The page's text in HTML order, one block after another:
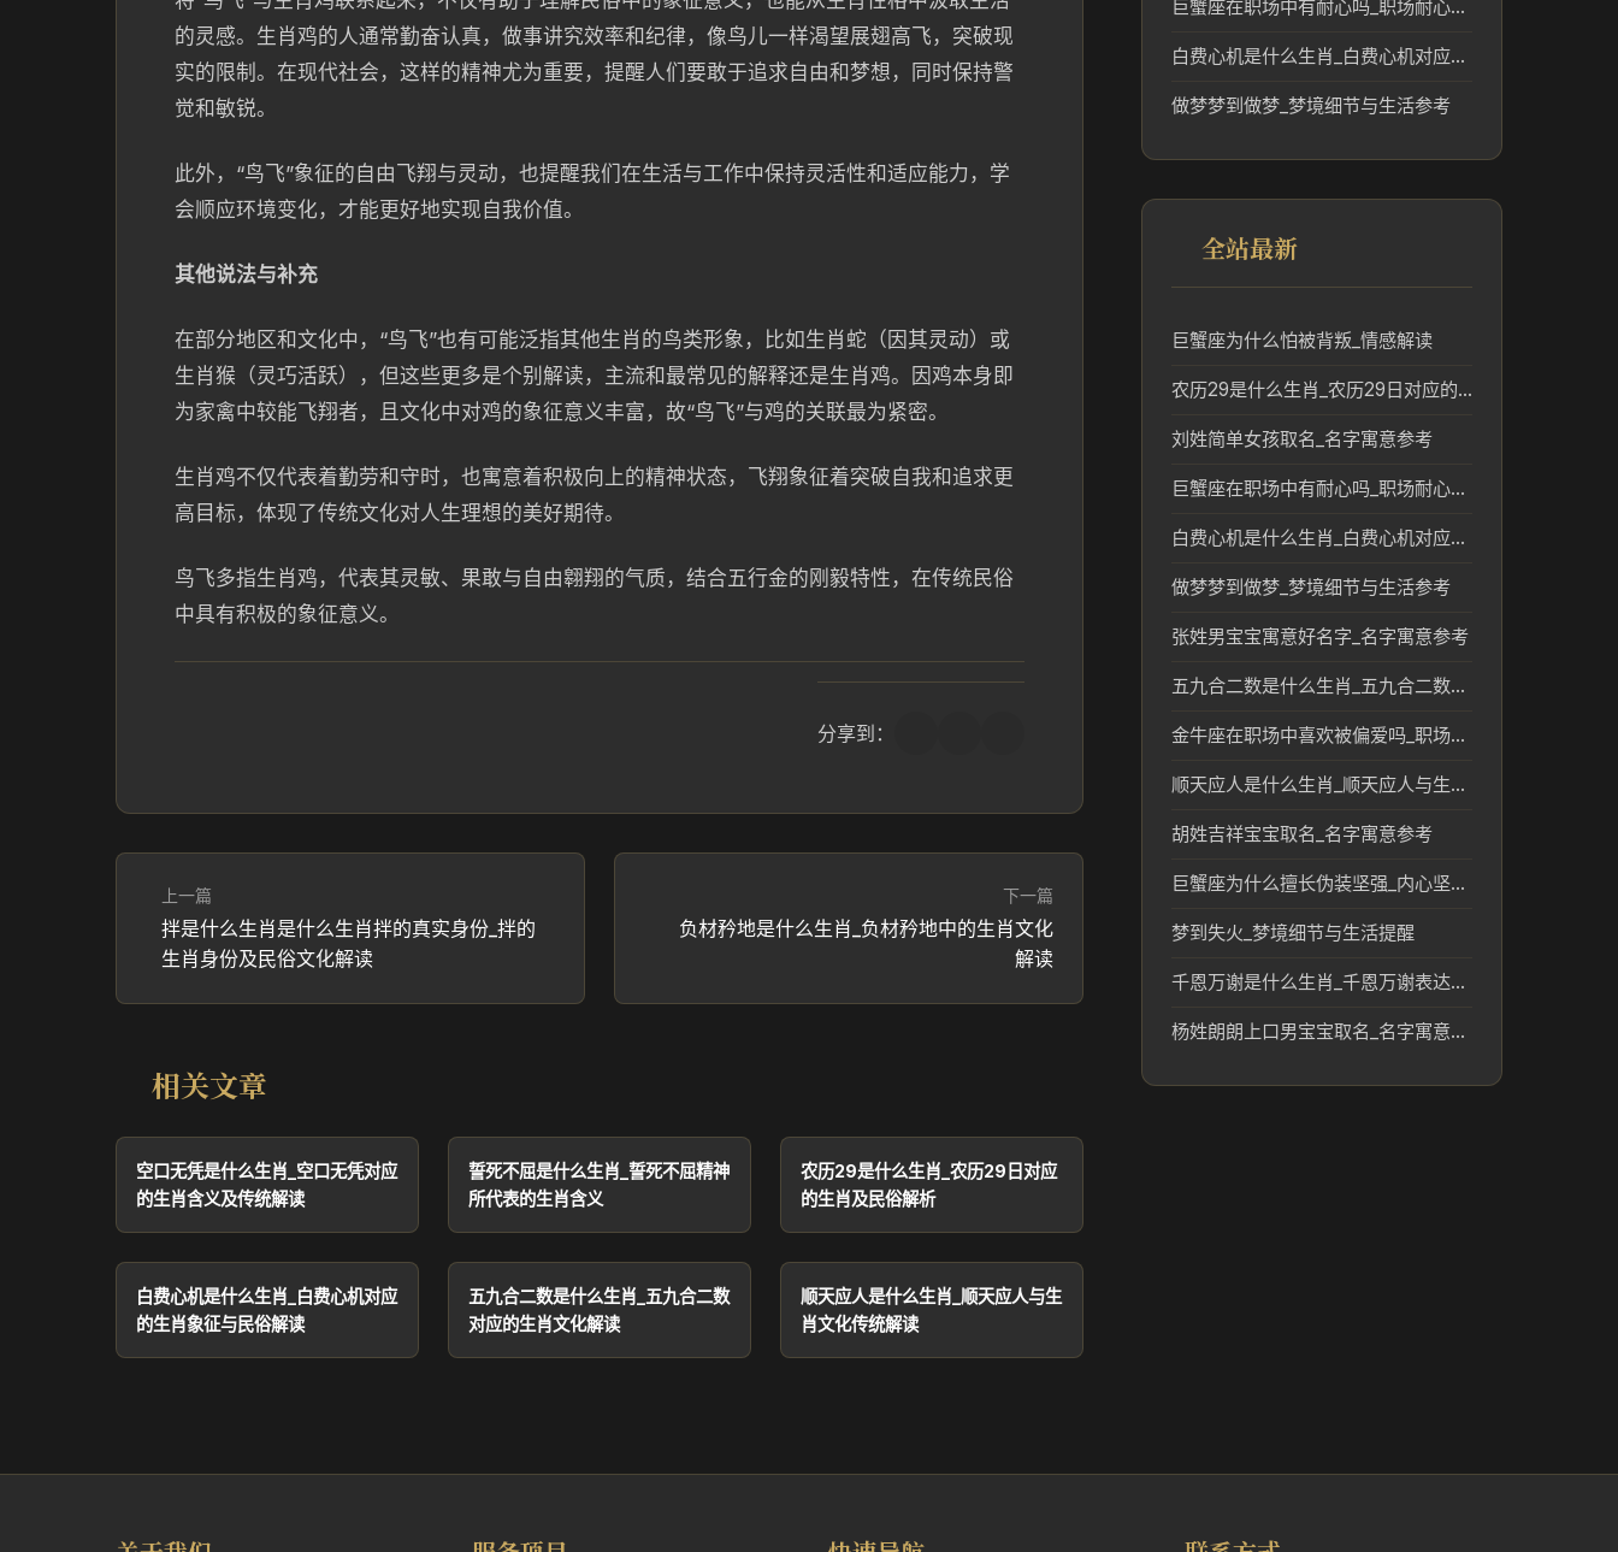
的灵感。生肖鸡的人通常勤奋认真，做事讲究效率和纪律，像鸟儿一样渴望展翅高飞，突破现
实的限制。在现代社会，这样的精神尤为重要，提醒人们要敢于追求自由和梦想，同时保持警
觉和敏锐。
此外，“鸟飞”象征的自由飞翔与灵动，也提醒我们在生活与工作中保持灵活性和适应能力，学
会顺应环境变化，才能更好地实现自我价值。
其他说法与补充
在部分地区和文化中，“鸟飞”也有可能泛指其他生肖的鸟类形象，比如生肖蛇（因其灵动）或
生肖猴（灵巧活跃），但这些更多是个别解读，主流和最常见的解释还是生肖鸡。因鸡本身即
为家禽中较能飞翔者，且文化中对鸡的象征意义丰富，故“鸟飞”与鸡的关联最为紧密。
生肖鸡不仅代表着勤劳和守时，也寓意着积极向上的精神状态，飞翔象征着突破自我和追求更
高目标，体现了传统文化对人生理想的美好期待。
鸟飞多指生肖鸡，代表其灵敏、果敢与自由翱翔的气质，结合五行金的刚毅特性，在传统民俗
中具有积极的象征意义。
分享到：
上一篇
拌是什么生肖是什么生肖拌的真实身份_拌的
生肖身份及民俗文化解读
下一篇
负材矜地是什么生肖_负材矜地中的生肖文化
解读
相关文章
空口无凭是什么生肖_空口无凭对应
的生肖含义及传统解读
誓死不屈是什么生肖_誓死不屈精神
所代表的生肖含义
农历29是什么生肖_农历29日对应
的生肖及民俗解析
白费心机是什么生肖_白费心机对应
的生肖象征与民俗解读
五九合二数是什么生肖_五九合二数
对应的生肖文化解读
顺天应人是什么生肖_顺天应人与生
肖文化传统解读
巨蟹座在职场中有耐心吗_职场耐心与性格解析
白费心机是什么生肖_白费心机对应的生肖象征与民俗解读
做梦梦到做梦_梦境细节与生活参考
全站最新
巨蟹座为什么怕被背叛_情感解读
农历29是什么生肖_农历29日对应的生肖及民俗解析
刘姓简单女孩取名_名字寓意参考
巨蟹座在职场中有耐心吗_职场耐心与性格解析
白费心机是什么生肖_白费心机对应的生肖象征与民俗解读
做梦梦到做梦_梦境细节与生活参考
张姓男宝宝寓意好名字_名字寓意参考
五九合二数是什么生肖_五九合二数对应的生肖文化解读
金牛座在职场中喜欢被偏爱吗_职场性格优势解析
顺天应人是什么生肖_顺天应人与生肖文化传统解读
胡姓吉祥宝宝取名_名字寓意参考
巨蟹座为什么擅长伪装坚强_内心坚韧性格解析
梦到失火_梦境细节与生活提醒
千恩万谢是什么生肖_千恩万谢表达的生肖象征意义
杨姓朗朗上口男宝宝取名_名字寓意参考